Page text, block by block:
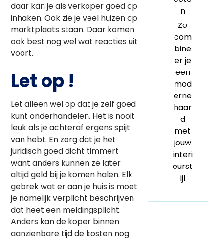
daar kan je als verkoper goed op
inhaken. Ook zie je veel huizen op
marktplaats staan. Daar komen
ook best nog wel wat reacties uit
voort.
Let op !
Let alleen wel op dat je zelf goed
kunt onderhandelen. Het is nooit
leuk als je achteraf ergens spijt
van hebt. En zorg dat je het
juridisch goed dicht timmert
want anders kunnen ze later
altijd geld bij je komen halen. Elk
gebrek wat er aan je huis is moet
je namelijk verplicht beschrijven
dat heet een meldingsplicht.
Anders kan de koper binnen
aanzienbare tijd de kosten nog
n
Zo
com
bine
er je
een
mod
erne
haar
d
met
jouw
interi
eurst
ijl